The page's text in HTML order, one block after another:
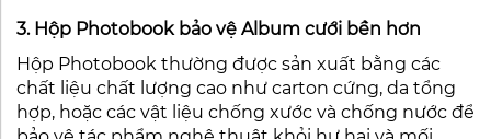
3. Hộp Photobook bảo vệ Album cưới bền hơn
Hộp Photobook thường được sản xuất bằng các
chất liệu chất lượng cao như carton cứng, da tổng
hợp, hoặc các vật liệu chống xước và chống nước để